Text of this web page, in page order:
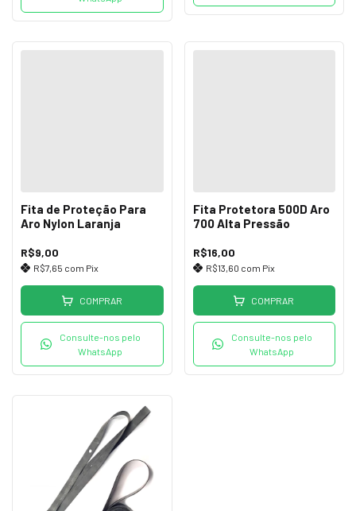
Fita de Proteção Para
Aro Nylon Laranja
R$9,00
R$7,65 com Pix
COMPRAR
Consulte-nos pelo
WhatsApp
Fita Protetora 500D Aro
700 Alta Pressão
R$16,00
R$13,60 com Pix
COMPRAR
Consulte-nos pelo
WhatsApp